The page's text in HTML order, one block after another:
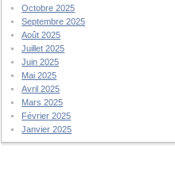
Octobre 2025
Septembre 2025
Août 2025
Juillet 2025
Juin 2025
Mai 2025
Avril 2025
Mars 2025
Février 2025
Janvier 2025